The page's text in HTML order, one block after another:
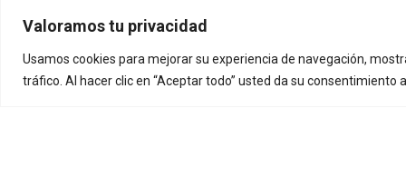
Valoramos tu privacidad
Usamos cookies para mejorar su experiencia de navegación,
tráfico. Al hacer clic en “Aceptar todo” usted da su consentimiento